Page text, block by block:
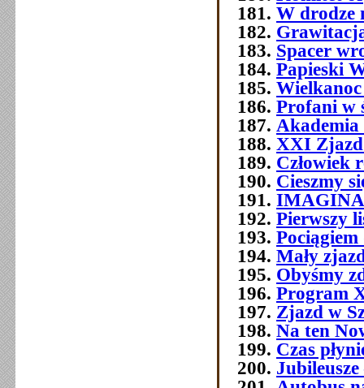
W drodze
Spacer
Papieski
Profani w
Akademia
XXI Zjazd
Człowiek
Cieszmy
Pierwszy
Mały
Obyśmy
Program
Zjazd w
Na ten
Czas